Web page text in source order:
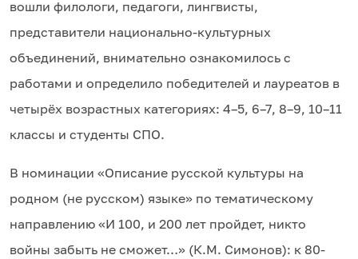
вошли филологи, педагоги, лингвисты,
представители национально-культурных
объединений, внимательно ознакомилось с
работами и определило победителей и лауреатов в
четырёх возрастных категориях: 4–5, 6–7, 8–9, 10–11
классы и студенты СПО.
В номинации «Описание русской культуры на
родном (не русском) языке» по тематическому
направлению «И 100, и 200 лет пройдет, никто
войны забыть не сможет…» (К.М. Симонов): к 80-